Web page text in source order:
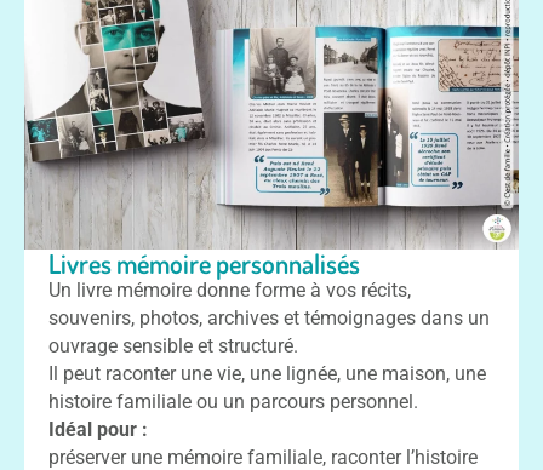
Livres mémoire personnalisés
Un livre mémoire donne forme à vos récits,
souvenirs, photos, archives et témoignages dans un
ouvrage sensible et structuré.
Il peut raconter une vie, une lignée, une maison, une
histoire familiale ou un parcours personnel.
Idéal pour :
préserver une mémoire familiale, raconter l’histoire